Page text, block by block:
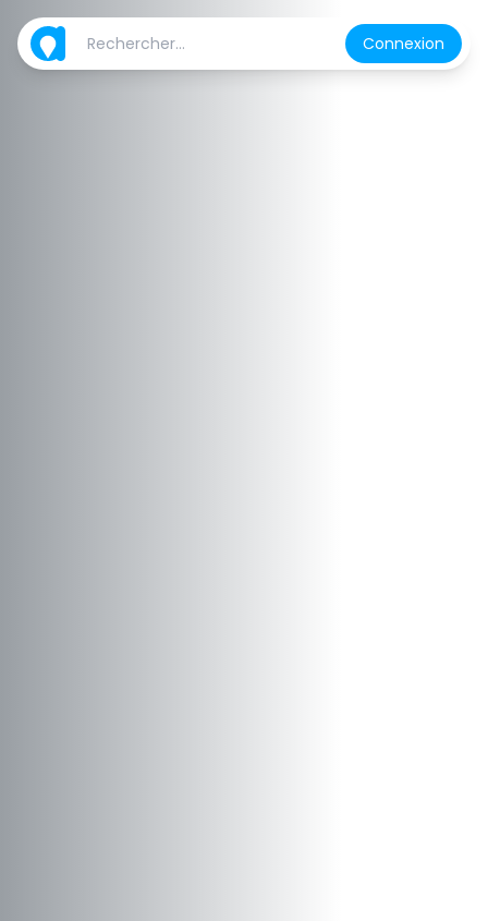
Connexion